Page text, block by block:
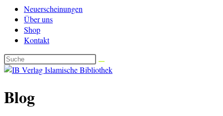
Neuerscheinungen
Über uns
Shop
Kontakt
Blog